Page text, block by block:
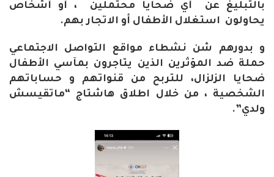
بالتبليغ عن أي ضحايا محتملين ، أو أشخاص
يحاولون استغلال الأطفال أو الاتجار بهم.
و بدورهم شن نشطاء مواقع التواصل الاجتماعي
حملة ضد المؤثرين الذين يتاجرون بمآسي الأطفال
ضحايا الزلزال، للتربح من قنواتهم و حساباتهم
الشخصية ، من خلال اطلاق هاشتاج “ماتقيسش
ولدي”.